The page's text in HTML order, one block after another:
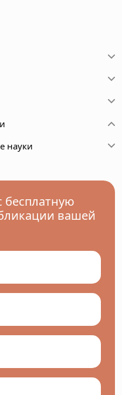
науки
бесплатную
вашей